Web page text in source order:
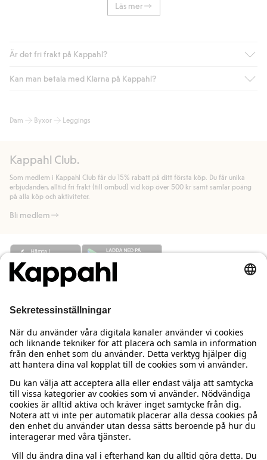
Läs mer
Är det fri frakt på Kappahl?
Är du medlem i Kappahl Club har du alltid gratis frakt till butik
automatik efter du loggat in och identifierats som medlem.
handlar för.
Läs mer
Kan man betala med Klarna på Kappahl?
bland annat faktura och swish men även andra betalningssätt.
allmänna villkor.
Läs mer
Dam Byxor Leggings
Kappahl Club.
Som medlem i Kappahl Club får du 15% rabatt på ditt första köp. Du får unika
erbjudanden, alltid fri frakt (till ombud) vid köp över 500 kr samt samlar poäng
på alla köp och aktiviteter.
Bli medlem
Behöver du hjälp?
Kundservice
Vanliga frågor
Beställning & retur
Kontakta oss
Kappahl Club
Logga in
Kappahl Club
Medlemsvillkor
Om oss
Om Kappahl Group
Villkor & policy
Köpvillkor Sverige
Mer från oss